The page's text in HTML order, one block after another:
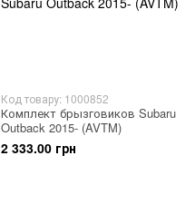
Код товару: 1000852
Комплект брызговиков Subaru
Outback 2015- (AVTM)
2 333.00 грн